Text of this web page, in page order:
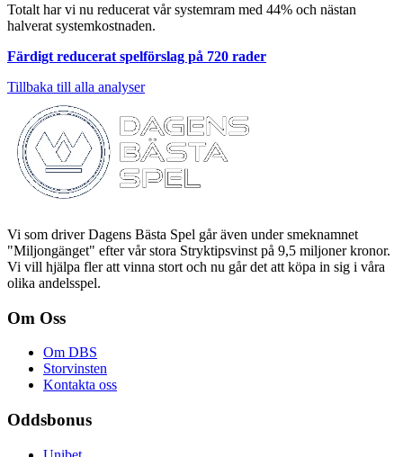
Totalt har vi nu reducerat vår systemram med 44% och nästan
halverat systemkostnaden.
Färdigt reducerat spelförslag på 720 rader
Tillbaka till alla analyser
Vi som driver Dagens Bästa Spel går även under smeknamnet
"Miljongänget" efter vår stora Stryktipsvinst på 9,5 miljoner kronor.
Vi vill hjälpa fler att vinna stort och nu går det att köpa in sig i våra
olika andelsspel.
Om Oss
Om DBS
Storvinsten
Kontakta oss
Oddsbonus